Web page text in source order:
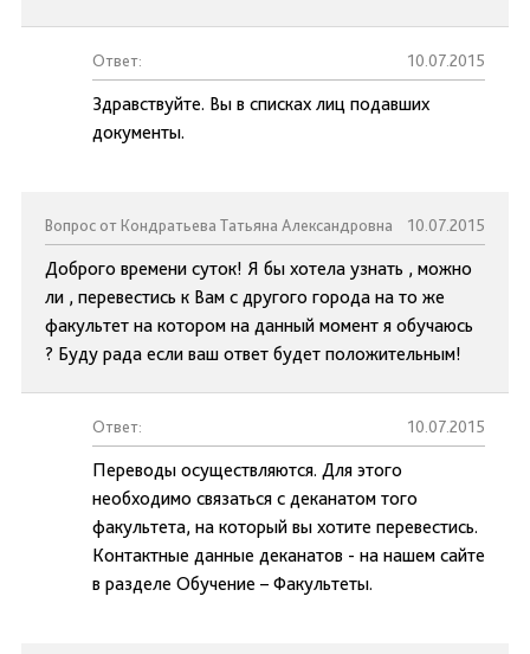
Ответ: 10.07.2015
Здравствуйте. Вы в списках лиц подавших
документы.
Вопрос от Кондратьева Татьяна Александровна 10.07.2015
Доброго времени суток! Я бы хотела узнать , можно
ли , перевестись к Вам с другого города на то же
факультет на котором на данный момент я обучаюсь
? Буду рада если ваш ответ будет положительным!
Ответ: 10.07.2015
Переводы осуществляются. Для этого
необходимо связаться с деканатом того
факультета, на который вы хотите перевестись.
Контактные данные деканатов - на нашем сайте
в разделе Обучение – Факультеты.